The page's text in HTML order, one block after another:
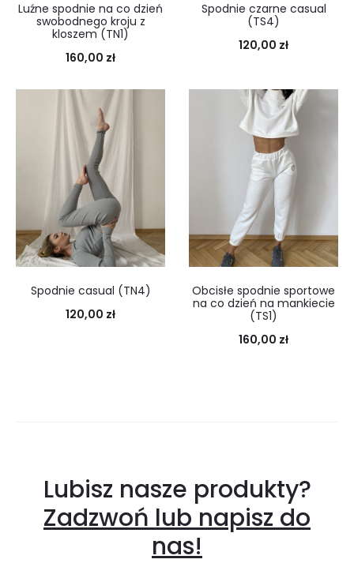
Luźne spodnie na co dzień
swobodnego kroju z
kloszem (TN1)
160,00 zł
Spodnie czarne casual
(TS4)
120,00 zł
Spodnie casual (TN4)
120,00 zł
Obcisłe spodnie sportowe
na co dzień na mankiecie
(TS1)
160,00 zł
Lubisz nasze produkty?
Zadzwoń lub napisz do
nas!